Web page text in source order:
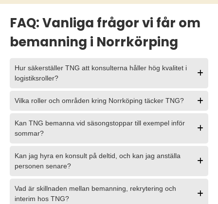
FAQ: Vanliga frågor vi får om
bemanning i Norrkörping
Hur säkerställer TNG att konsulterna håller hög kvalitet i
logistiksroller?
Vilka roller och områden kring Norrköping täcker TNG?
Kan TNG bemanna vid säsongstoppar till exempel inför
sommar?
Kan jag hyra en konsult på deltid, och kan jag anställa
personen senare?
Vad är skillnaden mellan bemanning, rekrytering och
interim hos TNG?